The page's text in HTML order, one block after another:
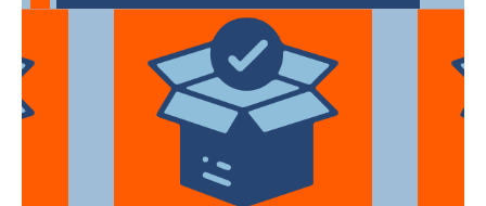
Utilizan materiales de embalaje de
primera categoría para garantizar que
todas sus pertenencias estén protegidas
durante el traslado.